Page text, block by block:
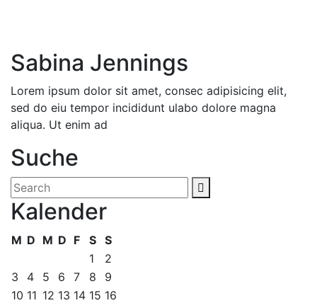
Sabina Jennings
Lorem ipsum dolor sit amet, consec adipisicing elit,
sed do eiu tempor incididunt ulabo dolore magna
aliqua. Ut enim ad
Suche
Kalender
M D M D F S S
1
2
3
4 5 6 7 8
9
10 11 12 13 14 15 16